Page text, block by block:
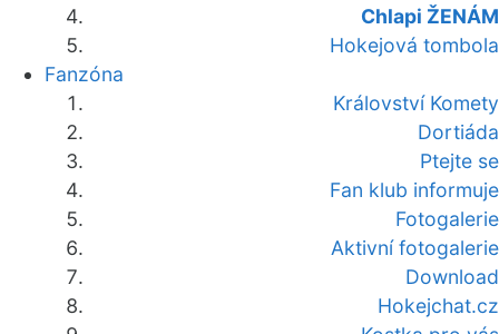
Chlapi ŽENÁM
Hokejová tombola
Fanzóna
Království Komety
Dortiáda
Ptejte se
Fan klub informuje
Fotogalerie
Aktivní fotogalerie
Download
Hokejchat.cz